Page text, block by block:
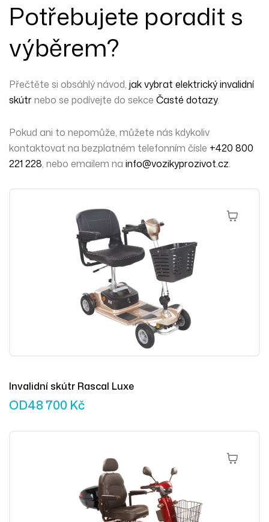
Potřebujete poradit s
výběrem?
Přečtěte si obsáhlý návod, jak vybrat elektrický invalidní
skútrnebo se podívejte do sekce Časté dotazy.
Pokud ani to nepomůže, můžete nás kdykoliv
kontaktovat na bezplatném telefonním čísle +420 800
221 228, nebo emailem na info@vozikyprozivot.cz.
Výběr
Invalidní skútr Rascal Luxe
OD48 700 Kč
Výběr